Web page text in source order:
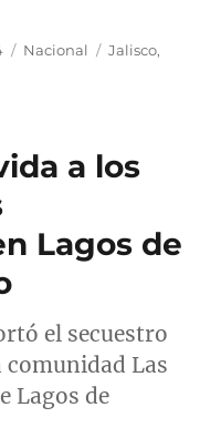
5, 2024
C
o
a
s
Nacional
E
e
s
Jalisco,
a los
Lagos de
el secuestro
comunidad Las
Lagos de